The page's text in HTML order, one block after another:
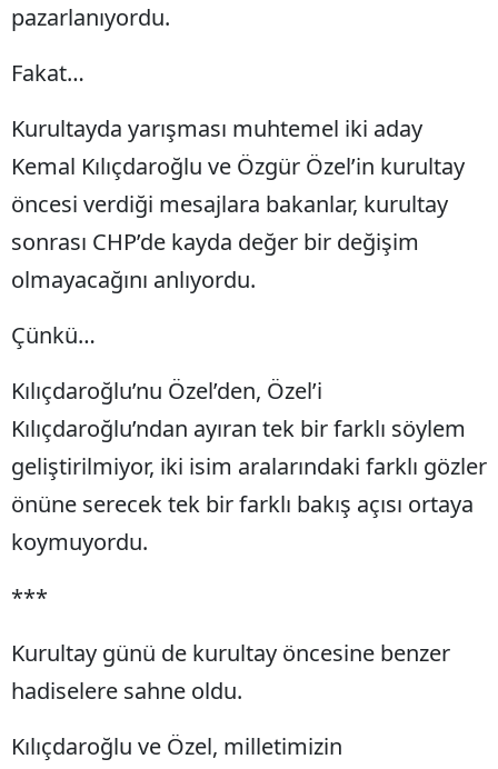
pazarlanıyordu.
Fakat…
Kurultayda yarışması muhtemel iki aday
Kemal Kılıçdaroğlu ve Özgür Özel’in kurultay
öncesi verdiği mesajlara bakanlar, kurultay
sonrası CHP’de kayda değer bir değişim
olmayacağını anlıyordu.
Çünkü…
Kılıçdaroğlu’nu Özel’den, Özel’i
Kılıçdaroğlu’ndan ayıran tek bir farklı söylem
geliştirilmiyor, iki isim aralarındaki farklı gözler
önüne serecek tek bir farklı bakış açısı ortaya
koymuyordu.
***
Kurultay günü de kurultay öncesine benzer
hadiselere sahne oldu.
Kılıçdaroğlu ve Özel, milletimizin